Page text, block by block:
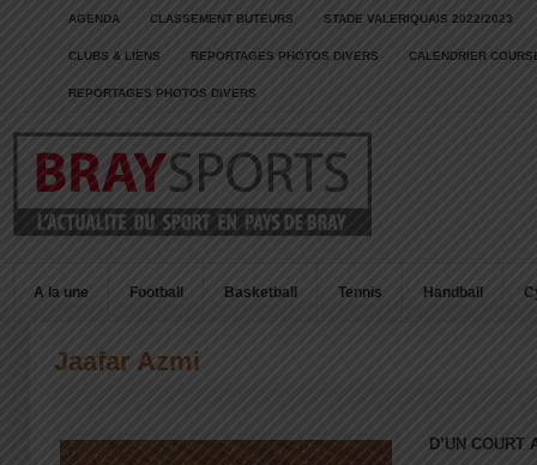
AGENDA CLASSEMENT BUTEURS STADE VALERIQUAIS 2022/2023
CLUBS & LIENS REPORTAGES PHOTOS DIVERS CALENDRIER
REPORTAGES PHOTOS DIVERS
A la une Football Basketball Tennis Handball
Jaafar Azmi
D’UN COURT